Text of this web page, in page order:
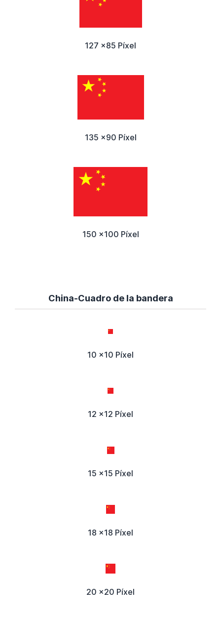
127 x85 Píxel
135 x90 Píxel
150 x100 Píxel
China-Cuadro de la bandera
10 x10 Píxel
12 x12 Píxel
15 x15 Píxel
18 x18 Píxel
20 x20 Píxel